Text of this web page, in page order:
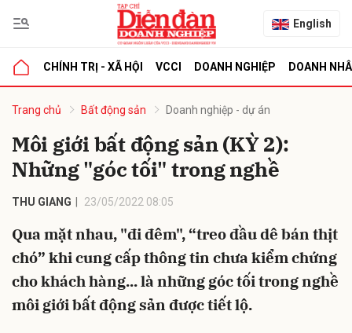
English
CHÍNH TRỊ - XÃ HỘI VCCI DOANH NGHIỆP DOANH
Trang chủ Bất động sản Doanh nghiệp - dự án
Môi giới bất động sản (KỲ 2):
Những "góc tối" trong nghề
THU GIANG 23/05/2022 08:05
Qua mặt nhau, "đi đêm", “treo đầu dê bán thịt
chó” khi cung cấp thông tin chưa kiểm chứng
cho khách hàng... là những góc tối trong nghề
môi giới bất động sản được tiết lộ.
luận
Hủy